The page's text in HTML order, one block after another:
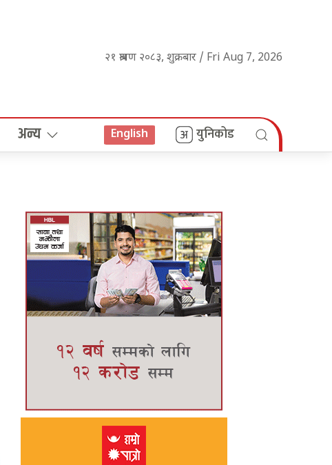
२१ श्रावण २०८३, शुक्रबार / Fri Aug 7, 2026
अन्य English युनिकोड